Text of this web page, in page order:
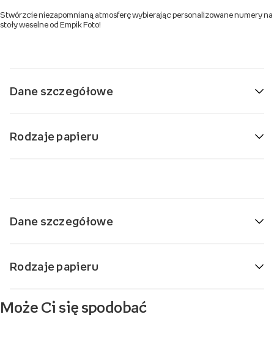
Stwórzcie niezapomnianą atmosferę wybierając personalizowane numery na
stoły weselne od Empik Foto!
Dane szczegółowe
Rodzaje papieru
Dane szczegółowe
Rodzaje papieru
Może Ci się spodobać